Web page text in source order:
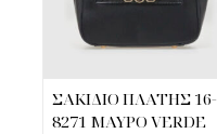
ΣΑΚΙΔΙΟ ΠΛΑΤΗΣ 16-
8271 ΜΑΥΡΟ VERDE